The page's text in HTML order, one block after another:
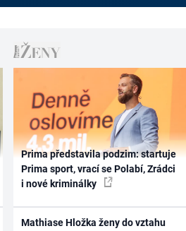
Prima představila podzim: startuje
Prima sport, vrací se Polabí, Zrádci
i nové kriminálky
Mathiase Hložka ženy do vztahu